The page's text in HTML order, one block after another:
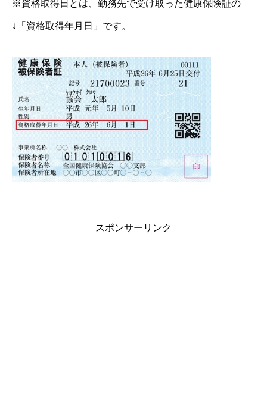
※資格取得日とは、勤務先で受け取った健康保険証の
↓「資格取得年月日」です。
スポンサーリンク